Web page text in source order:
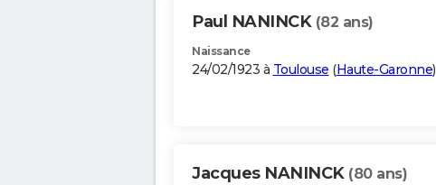
Paul NANINCK (82 ans)
Naissance
24/02/1923 à Toulouse (Haute-Garonne)
Jacques NANINCK (80 ans)